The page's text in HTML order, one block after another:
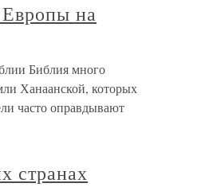
на
Библия много
Ханаанской, которых
часто оправдывают
странах